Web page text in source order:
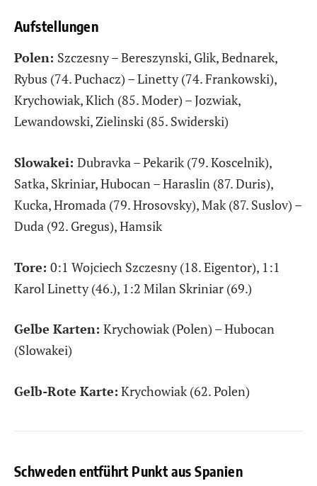
Aufstellungen
Polen: Szczesny – Bereszynski, Glik, Bednarek,
Rybus (74. Puchacz) – Linetty (74. Frankowski),
Krychowiak, Klich (85. Moder) – Jozwiak,
Lewandowski, Zielinski (85. Swiderski)
Slowakei: Dubravka – Pekarik (79. Koscelnik),
Satka, Skriniar, Hubocan – Haraslin (87. Duris),
Kucka, Hromada (79. Hrosovsky), Mak (87. Suslov) –
Duda (92. Gregus), Hamsik
Tore: 0:1 Wojciech Szczesny (18. Eigentor), 1:1
Karol Linetty (46.), 1:2 Milan Skriniar (69.)
Gelbe Karten: Krychowiak (Polen) – Hubocan
(Slowakei)
Gelb-Rote Karte: Krychowiak (62. Polen)
Schweden entführt Punkt aus Spanien